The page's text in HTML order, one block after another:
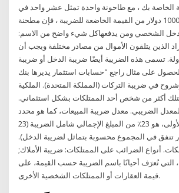
الخاصة بك ، مع طاحونة واحدة تمثل عشر واحد في
الشخصي ومن يدفعهاكل شيء واضح من الاسم:
الذين يتلقون الأموال من مصادر مختلفة ويجب أن
تسمى هذه الضريبة أيضًا ضريبة الدخل أو ضريبة
على مثال راجع "حسابات استثمار يديرها بنك
في ضريبة التركات (المملكة المتحدة). الملكية
أكثر من شخص أحد الممتلكات بشكل استئماني.
الضريبي. معدل ضريبة المبيعات، كما هو محدد
في التشريع للسنة الأولى، هو 23٪ من المبلغ الإجمالي شامل الضريبة (23
من كل 100 دولار تنفق في المجموع محسوبة بتماثل لضريبة الدخل).
أنواع الضرائب على الممتلكات: ضريبة الأملاك;
التي تُعرَف أحيانًا باسم الضريبة حسب القيمة، على
قيمة العقارات أو الممتلكات الشخصية الأخرى.